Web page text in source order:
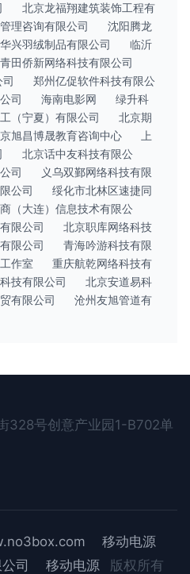
北京龙福翔建筑装饰工程有
理咨询有限公司
沈阳腾龙
兴羽绒制品有限公司
临沂
青田侨新网络科技有限公司
郑州亿促软件科技有限公
司 海南电影网
绿升科
（宁夏）有限公司
北京期
旭昌博晟教育咨询中心
上
北京话中友科技有限公
司
义乌双鄞网络科技有限
公司
绥化市北林区速捷同
（大连）信息技术有限公
限公司
北京职库网络科技
限公司
青海吟游科技有限
作室
重庆航乾网络科技有
技有限公司
北京安道易科
有限公司
沧州友旭管道有
328号创意产业园1-B702单
移动电源
司
移动电源 版权所有